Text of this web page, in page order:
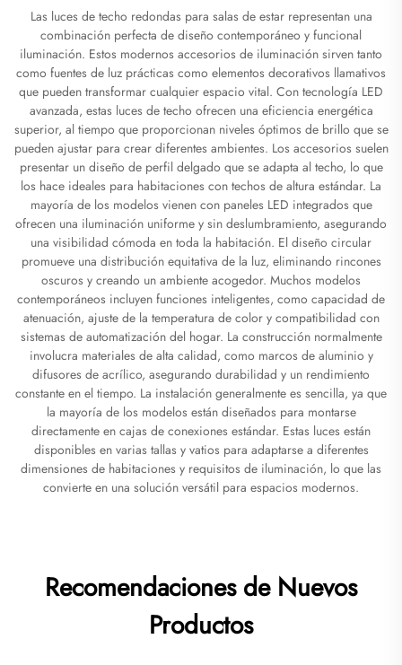
Las luces de techo redondas para salas de estar representan una
combinación perfecta de diseño contemporáneo y funcional
iluminación. Estos modernos accesorios de iluminación sirven tanto
como fuentes de luz prácticas como elementos decorativos llamativos
que pueden transformar cualquier espacio vital. Con tecnología LED
avanzada, estas luces de techo ofrecen una eficiencia energética
superior, al tiempo que proporcionan niveles óptimos de brillo que se
pueden ajustar para crear diferentes ambientes. Los accesorios suelen
presentar un diseño de perfil delgado que se adapta al techo, lo que
los hace ideales para habitaciones con techos de altura estándar. La
mayoría de los modelos vienen con paneles LED integrados que
ofrecen una iluminación uniforme y sin deslumbramiento, asegurando
una visibilidad cómoda en toda la habitación. El diseño circular
promueve una distribución equitativa de la luz, eliminando rincones
oscuros y creando un ambiente acogedor. Muchos modelos
contemporáneos incluyen funciones inteligentes, como capacidad de
atenuación, ajuste de la temperatura de color y compatibilidad con
sistemas de automatización del hogar. La construcción normalmente
involucra materiales de alta calidad, como marcos de aluminio y
difusores de acrílico, asegurando durabilidad y un rendimiento
constante en el tiempo. La instalación generalmente es sencilla, ya que
la mayoría de los modelos están diseñados para montarse
directamente en cajas de conexiones estándar. Estas luces están
disponibles en varias tallas y vatios para adaptarse a diferentes
dimensiones de habitaciones y requisitos de iluminación, lo que las
convierte en una solución versátil para espacios modernos.
Recomendaciones de Nuevos
Productos